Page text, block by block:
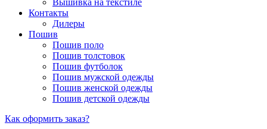
Вышивка на текстиле
Контакты
Дилеры
Пошив
Пошив поло
Пошив толстовок
Пошив футболок
Пошив мужской одежды
Пошив женской одежды
Пошив детской одежды
Как оформить заказ?